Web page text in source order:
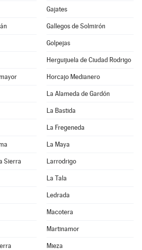
Gajates
Gallegos de Solmirón
Golpejas
Herguijuela de Ciudad Rodrigo
Horcajo Medianero
La Alameda de Gardón
La Bastida
La Fregeneda
La Maya
Sierra Larrodrigo
La Tala
Ledrada
Macotera
Martinamor
Mieza